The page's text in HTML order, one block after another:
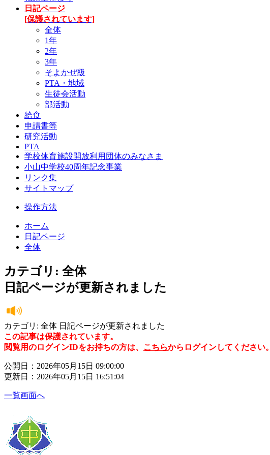
日記ページ
[保護されています]
全体
1年
2年
3年
そよかぜ級
PTA・地域
生徒会活動
部活動
給食
申請書等
研究活動
PTA
学校体育施設開放利用団体のみなさま
小山中学校40周年記念事業
リンク集
サイトマップ
操作方法
ホーム
日記ページ
全体
カテゴリ: 全体
日記ページが更新されました
カテゴリ: 全体 日記ページが更新されました
この記事は保護されています。
閲覧用のログインIDをお持ちの方は、 こちらからログインしてください。
公開日：2026年05月15日 09:00:00
更新日：2026年05月15日 16:51:04
一覧画面へ